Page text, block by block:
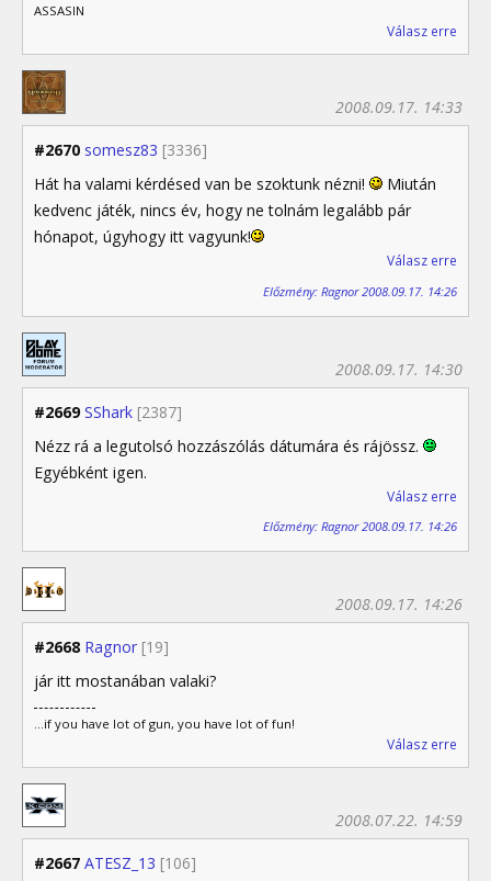
ASSASIN
Válasz erre
#2670 somesz83 [3336]
2008.09.17. 14:33
Hát ha valami kérdésed van be szoktunk nézni!
Miután
kedvenc játék, nincs év, hogy ne tolnám legalább pár
hónapot, úgyhogy itt vagyunk!
Válasz erre
Előzmény: Ragnor 2008.09.17. 14:26
#2669 SShark [2387]
2008.09.17. 14:30
Nézz rá a legutolsó hozzászólás dátumára és rájössz.
Egyébként igen.
Válasz erre
Előzmény: Ragnor 2008.09.17. 14:26
#2668 Ragnor [19]
2008.09.17. 14:26
jár itt mostanában valaki?
...if you have lot of gun, you have lot of fun!
Válasz erre
#2667 ATESZ_13 [106]
2008.07.22. 14:59